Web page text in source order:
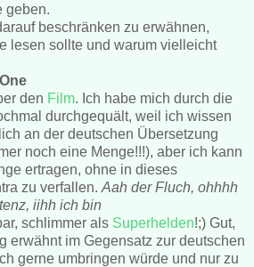
geben.
beschränken zu erwähnen,
lesen sollte und warum vielleicht
den Film. Ich habe mich durch die
durchgequält, weil ich wissen
an der deutschen Übersetzung
noch eine Menge!!!), aber ich kann
ertragen, ohne in dieses
zu verfallen. Aah der Fluch, ohhhh
iihh ich bin
schlimmer als Superhelden!;) Gut,
erwähnt im Gegensatz zur deutschen
gerne umbringen würde und nur zu